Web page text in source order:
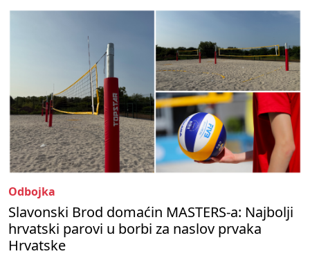
Odbojka
Slavonski Brod domaćin MASTERS-a: Najbolji
hrvatski parovi u borbi za naslov prvaka
Hrvatske